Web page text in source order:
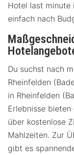
Hotel last minute
einfach nach
Du suchst nach
Rheinfelden
in Rheinfelden
Erlebnisse
über kostenlose
Mahlzeiten. Zur
gibt es